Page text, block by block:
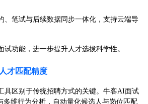
、笔试与后续数据同步一体化，支持云端导
试功能，进一步提升人才选拔科学性。
才匹配精度
具区别于传统招聘方式的关键。牛客AI面试
多维行为分析，自动量化候选人与岗位匹配